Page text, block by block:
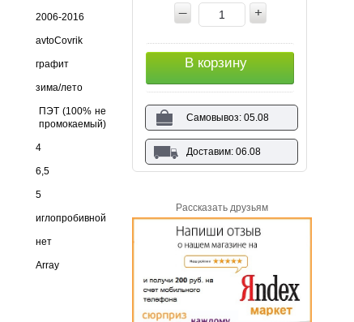
2006-2016
avtoCovrik
графит
зима/лето
ПЭТ (100% не
промокаемый)
4
6,5
5
иглопробивной
нет
Array
В корзину
Самовывоз: 05.08
Доставим: 06.08
Рассказать друзьям